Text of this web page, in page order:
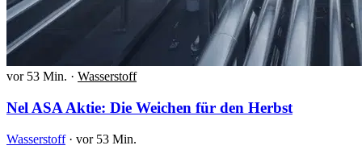
vor 53 Min. · Wasserstoff
Nel ASA Aktie: Die Weichen für den Herbst
Wasserstoff · vor 53 Min.